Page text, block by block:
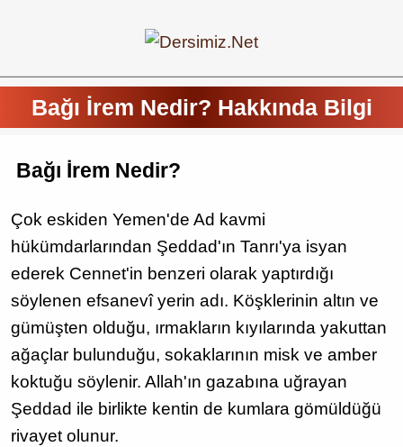
Bağı İrem Nedir? Hakkında Bilgi
Bağı İrem Nedir?
Çok eskiden Yemen'de Ad kavmi
hükümdarlarından Şeddad'ın Tanrı'ya isyan
ederek Cennet'in benzeri olarak yaptırdığı
söylenen efsanevî yerin adı. Köşklerinin altın ve
gümüşten olduğu, ırmakların kıyılarında yakuttan
ağaçlar bulunduğu, sokaklarının misk ve amber
koktuğu söylenir. Allah'ın gazabına uğrayan
Şeddad ile birlikte kentin de kumlara gömüldüğü
rivayet olunur.